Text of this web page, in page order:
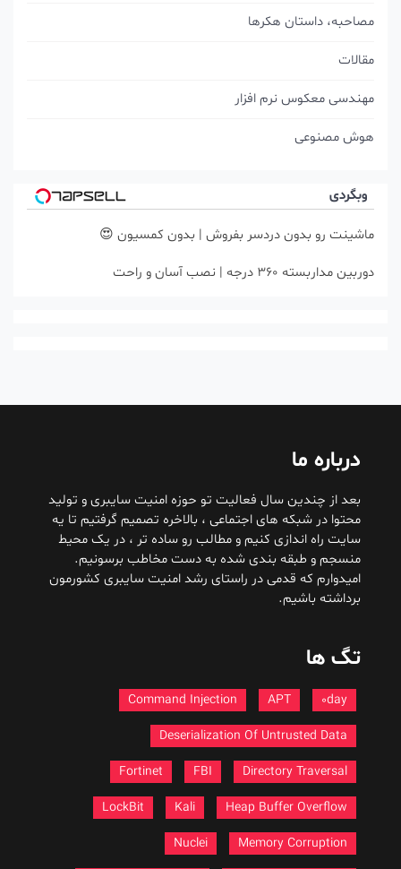
مصاحبه، داستان هکرها
مقالات
مهندسی معکوس نرم افزار
هوش مصنوعی
وبگردی
ماشینت رو بدون دردسر بفروش | بدون کمسیون 😍
دوربین مداربسته 360 درجه | نصب آسان و راحت
درباره ما
بعد از چندین سال فعالیت تو حوزه امنیت سایبری و تولید
محتوا در شبکه های اجتماعی ، بالاخره تصمیم گرفتیم تا یه
سایت راه اندازی کنیم و مطالب رو ساده تر ، در یک محیط
منسجم و طبقه بندی شده به دست مخاطب برسونیم.
امیدوارم که قدمی در راستای رشد امنیت سایبری کشورمون
برداشته باشیم.
تگ ها
Command Injection
Deserialization Of Untrusted Data
Directory Traversal
Fortinet
Heap Buffer Overflow
LockBit
Memory Corruption
Nuclei